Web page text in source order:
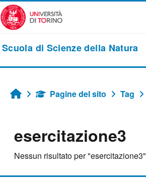
Vai al contenuto principale
Scuola di Scienze della Natura
HomePagine del sito Tag
esercitazione3
Nessun risultato per "esercitazione3"